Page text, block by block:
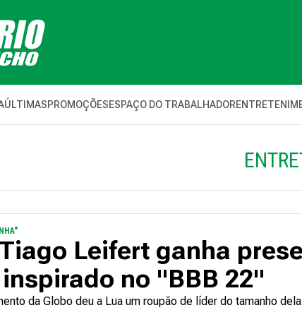
ÚLTIMASPROMOÇÕESESPAÇO DO TRABALHADOR
Leifert ganha
no "BBB 22"
da Globo deu a Lua um roupão de líder do tamanho dela